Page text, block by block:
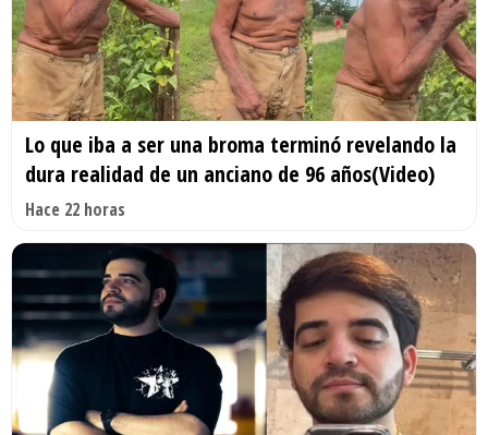
Lo que iba a ser una broma terminó revelando la
dura realidad de un anciano de 96 años(Video)
Hace 22 horas